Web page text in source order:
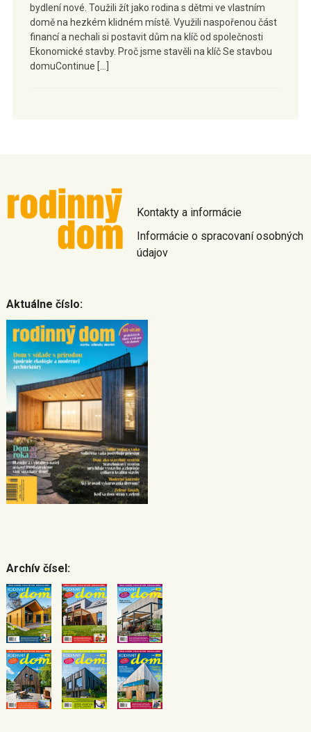
bydlení nové. Toužili žít jako rodina s dětmi ve vlastním
domě na hezkém klidném místě. Využili naspořenou část
financí a nechali si postavit dům na klíč od společnosti
Ekonomické stavby. Proč jsme stavěli na klíč Se stavbou
domuContinue […]
Kontakty a informácie
Informácie o spracovaní osobných
údajov
Aktuálne číslo:
Archív čísel: